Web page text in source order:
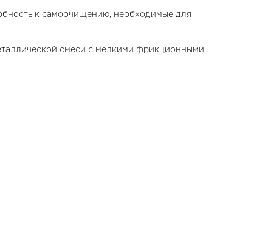
к самоочищению, необходимые для
смеси с мелкими фрикционными